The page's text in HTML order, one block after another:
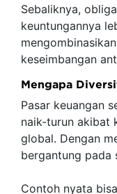
Sebaliknya,
keuntungannya
keseimbangan
Mengapa
Pasar keuangan
naik-turun akibat
global. Dengan
bergantung pada
Contoh nyata